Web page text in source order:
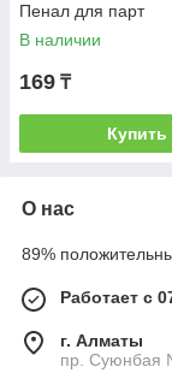
Пенал для парт
В наличии
169 ₸
Купить
О нас
89%
Работает с
г. Алматы
пр. Суюнбая